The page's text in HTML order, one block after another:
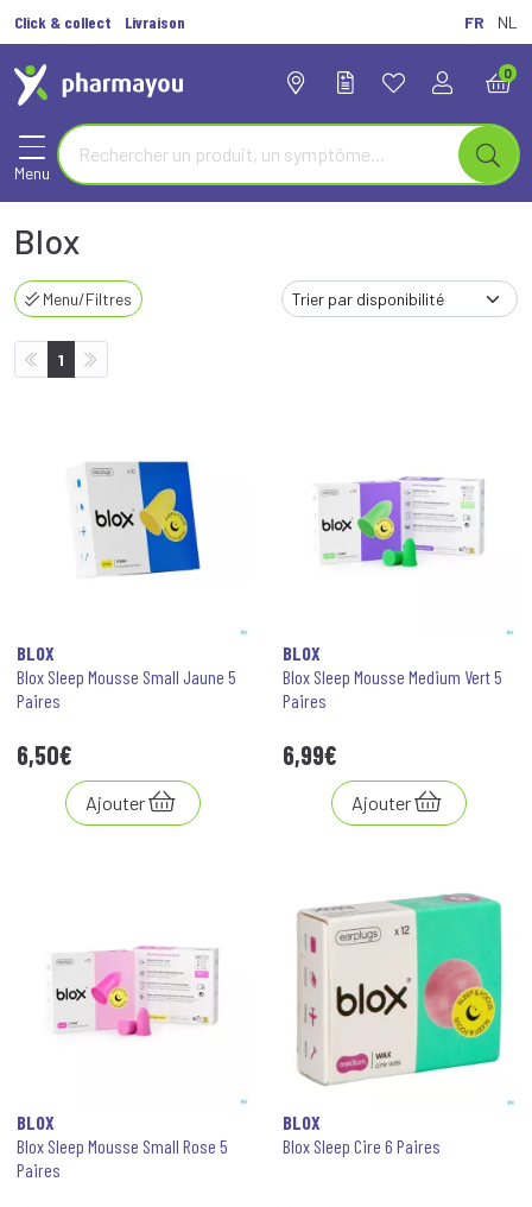
Click & collect Livraison FR NL
0
Menu
Blox
Menu/Filtres
1
BLOX
Blox Sleep Mousse Small Jaune 5
Paires
6,50€
Ajouter
BLOX
Blox Sleep Mousse Medium Vert 5
Paires
6,99€
Ajouter
BLOX
Blox Sleep Mousse Small Rose 5
Paires
BLOX
Blox Sleep Cire 6 Paires